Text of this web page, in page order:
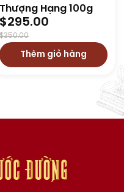
Hạng 100g
giỏ hàng
is: